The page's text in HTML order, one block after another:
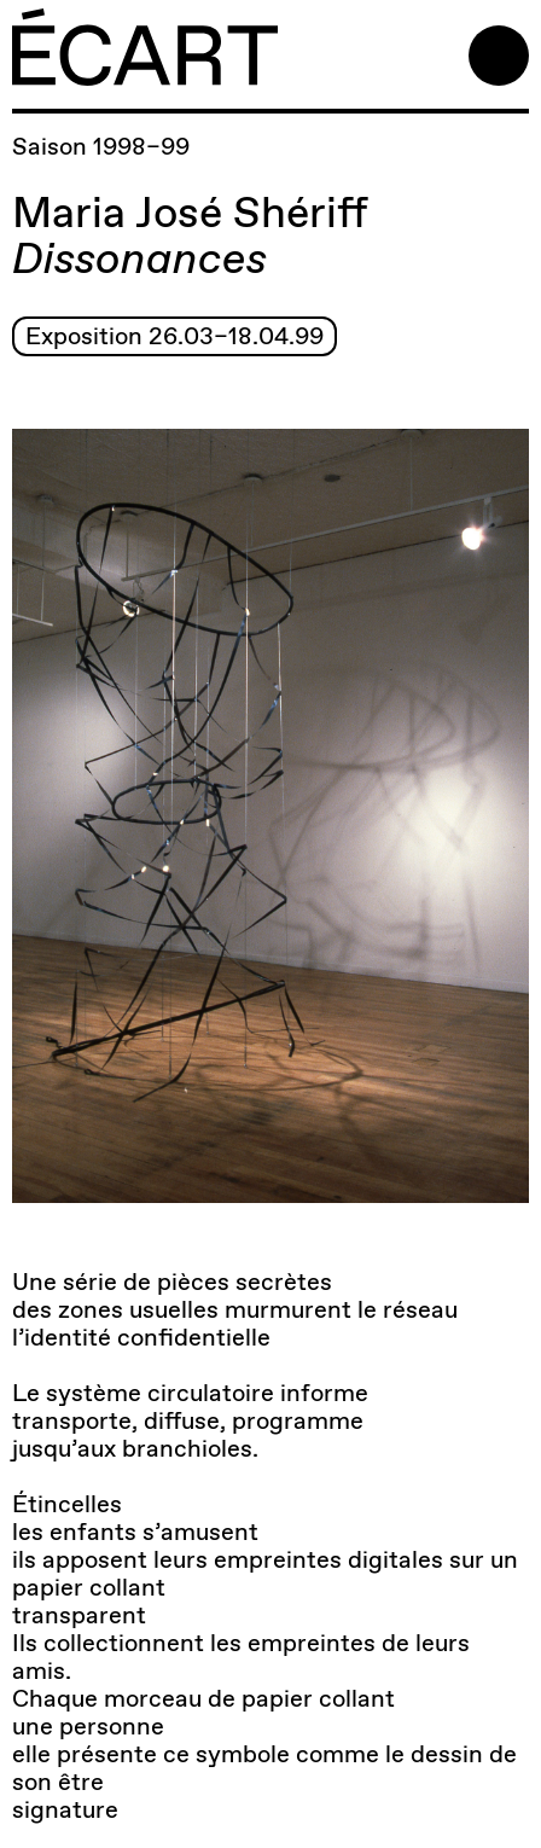
Saison 1998–99
Maria José Shériff
Dissonances
Exposition 26.03–18.04.99
Une série de pièces secrètes
des zones usuelles murmurent le réseau
l’identité confidentielle
Le système circulatoire informe
transporte, diffuse, programme
jusqu’aux branchioles.
Étincelles
les enfants s’amusent
ils apposent leurs empreintes digitales sur un
papier collant
transparent
Ils collectionnent les empreintes de leurs
amis.
Chaque morceau de papier collant
une personne
elle présente ce symbole comme le dessin de
son être
signature